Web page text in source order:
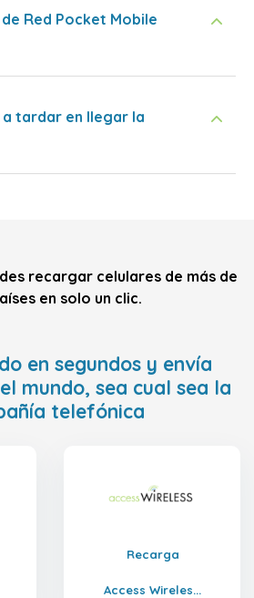
Red Pocket Mobile
tardar en llegar la
recargar celulares de más de
en solo un clic.
en segundos y envía
mundo, sea cual sea la
telefónica
Recarga
Access Wireles...